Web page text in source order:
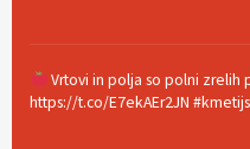
Vrtovi in polja so polni zrelih
https://t.co/E7ekAEr2JN